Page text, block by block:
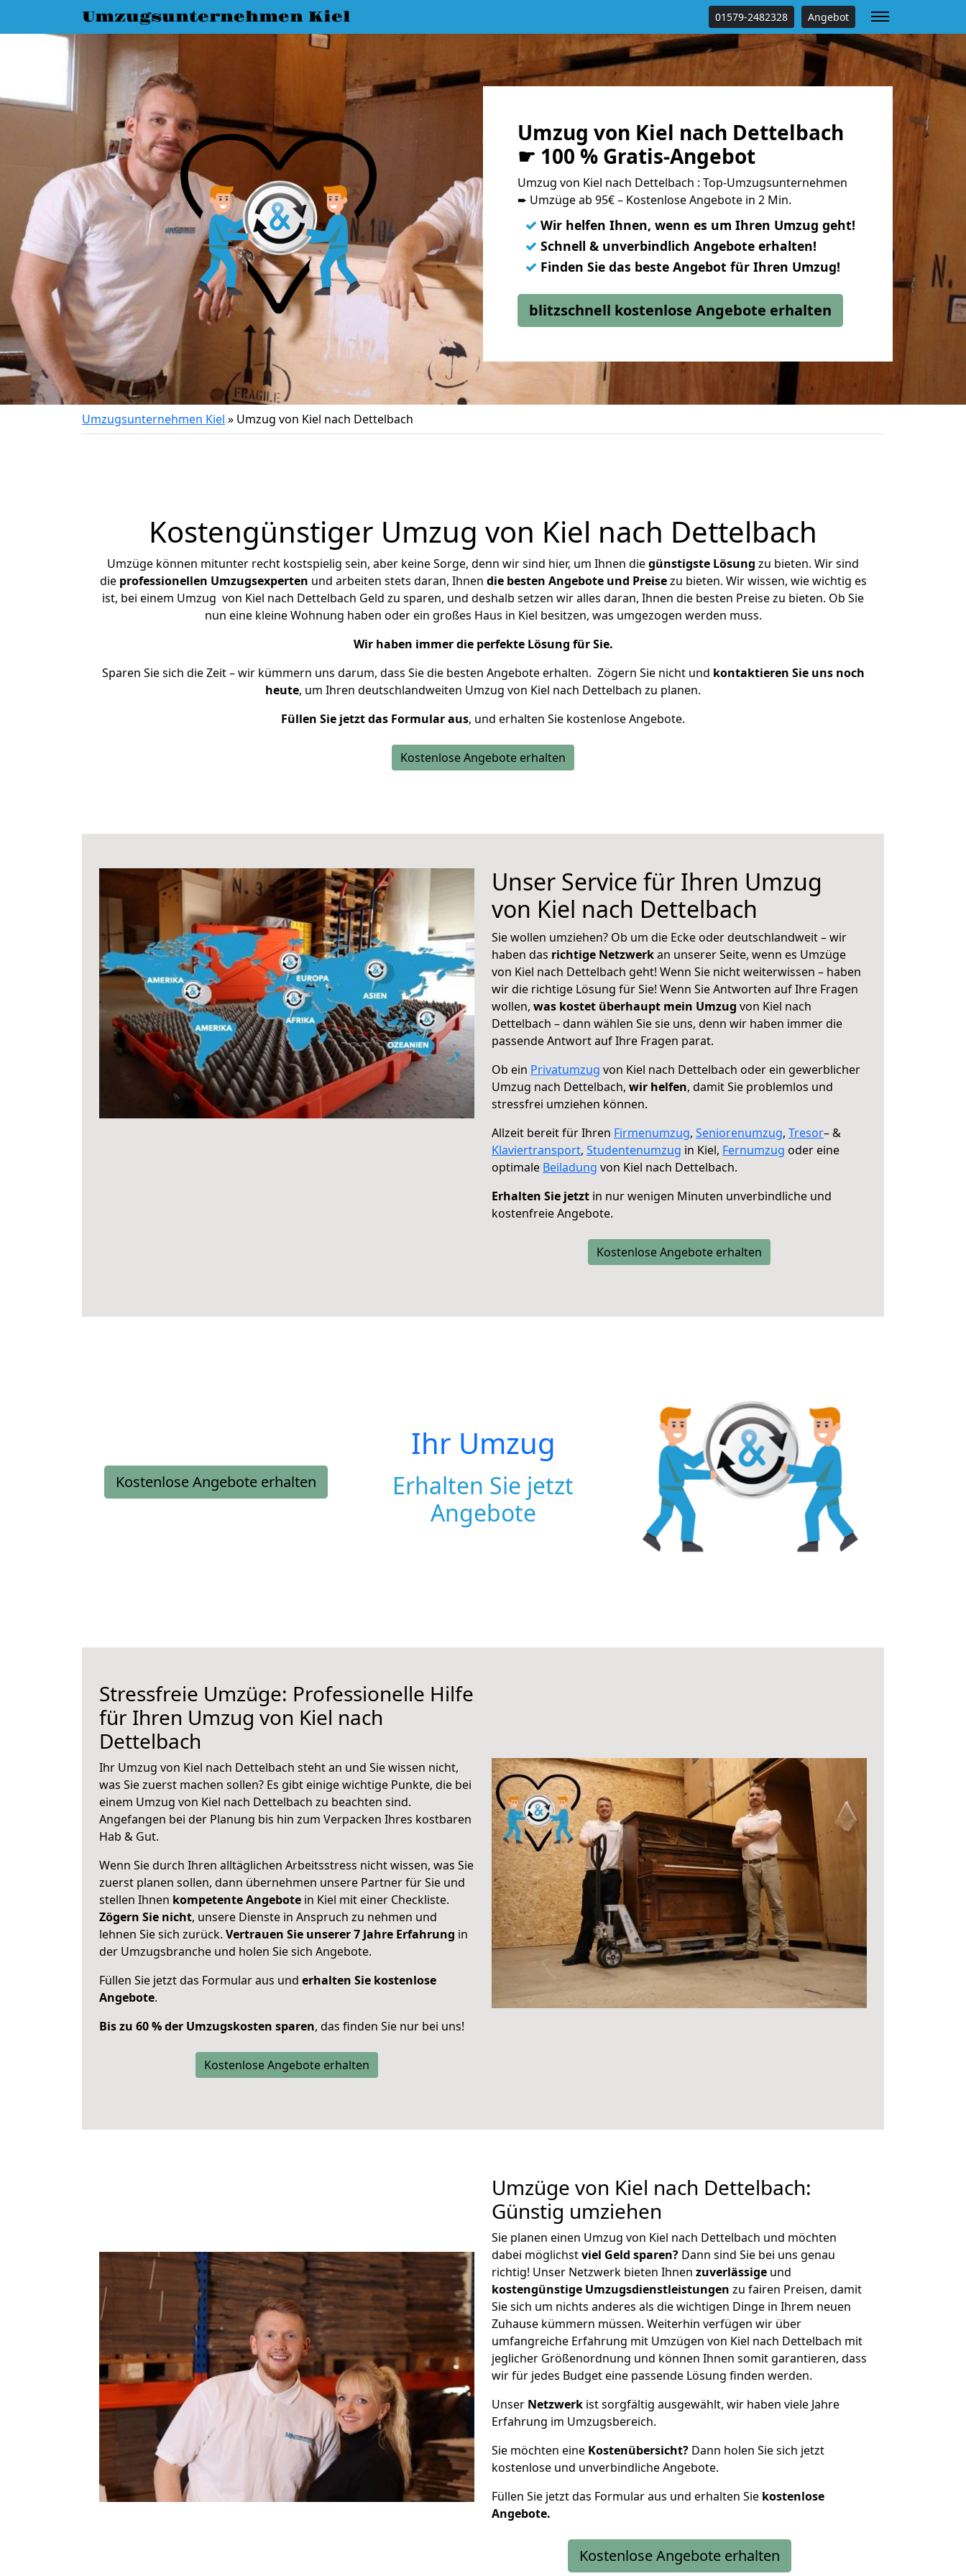
Umzugsunternehmen Kiel 01579-2482328 Angebot
Umzug von Kiel nach Dettelbach
☛ 100 % Gratis-Angebot
Umzug von Kiel nach Dettelbach : Top-Umzugsunternehmen
➨ Umzüge ab 95€ – Kostenlose Angebote in 2 Min.
✓ Wir helfen Ihnen, wenn es um Ihren Umzug geht!
✓ Schnell & unverbindlich Angebote erhalten!
✓ Finden Sie das beste Angebot für Ihren Umzug!
blitzschnell kostenlose Angebote erhalten
Umzugsunternehmen Kiel » Umzug von Kiel nach Dettelbach
Kostengünstiger Umzug von Kiel nach Dettelbach
Umzüge können mitunter recht kostspielig sein, aber keine Sorge, denn wir sind hier, um Ihnen diegünstigste Lösung zu bieten. Wir sind
die professionellen Umzugsexperten und arbeiten stets daran, Ihnen die besten Angebote und Preisezu bieten. Wir wissen, wie wichtig es
ist, bei einem Umzug von Kiel nach Dettelbach Geld zu sparen, und deshalb setzen wir alles daran, Ihnen die besten Preise zu bieten. Ob Sie
nun eine kleine Wohnung haben oder ein großes Haus in Kiel besitzen, was umgezogen werden muss.
Wir haben immer die perfekte Lösung für Sie.
Sparen Sie sich die Zeit – wir kümmern uns darum, dass Sie die besten Angebote erhalten. Zögern Sie nicht und kontaktieren Sie uns noch
heute, um Ihren deutschlandweiten Umzug von Kiel nach Dettelbach zu planen.
Füllen Sie jetzt das Formular aus, und erhalten Sie kostenlose Angebote.
Kostenlose Angebote erhalten
Unser Service für Ihren Umzug
von Kiel nach Dettelbach
Sie wollen umziehen? Ob um die Ecke oder deutschlandweit – wir
haben das richtige Netzwerkan unserer Seite, wenn es Umzüge
von Kiel nach Dettelbach geht! Wenn Sie nicht weiterwissen – haben
wir die richtige Lösung für Sie! Wenn Sie Antworten auf Ihre Fragen
wollen, was kostet überhaupt mein Umzug von Kiel nach
Dettelbach – dann wählen Sie sie uns, denn wir haben immer die
passende Antwort auf Ihre Fragen parat.
Ob ein Privatumzug von Kiel nach Dettelbach oder ein gewerblicher
Umzug nach Dettelbach, wir helfen, damit Sie problemlos und
stressfrei umziehen können.
Allzeit bereit für Ihren Firmenumzug, Seniorenumzug, Tresor– &
Klaviertransport, Studentenumzug in Kiel, Fernumzug oder eine
optimale Beiladung von Kiel nach Dettelbach.
Erhalten Sie jetzt in nur wenigen Minuten unverbindliche und
kostenfreie Angebote.
Kostenlose Angebote erhalten
Kostenlose Angebote erhalten
Ihr Umzug
Erhalten Sie jetzt
Angebote
Stressfreie Umzüge: Professionelle Hilfe
für Ihren Umzug von Kiel nach
Dettelbach
Ihr Umzug von Kiel nach Dettelbach steht an und Sie wissen nicht,
was Sie zuerst machen sollen? Es gibt einige wichtige Punkte, die bei
einem Umzug von Kiel nach Dettelbach zu beachten sind.
Angefangen bei der Planung bis hin zum Verpacken Ihres kostbaren
Hab & Gut.
Wenn Sie durch Ihren alltäglichen Arbeitsstress nicht wissen, was Sie
zuerst planen sollen, dann übernehmen unsere Partner für Sie und
stellen Ihnen kompetente Angebote in Kiel mit einer Checkliste.
Zögern Sie nicht, unsere Dienste in Anspruch zu nehmen und
lehnen Sie sich zurück. Vertrauen Sie unserer 7 Jahre Erfahrung in
der Umzugsbranche und holen Sie sich Angebote.
Füllen Sie jetzt das Formular aus und erhalten Sie kostenlose
Angebote.
Bis zu 60 % der Umzugskosten sparen, das finden Sie nur bei uns!
Kostenlose Angebote erhalten
Umzüge von Kiel nach Dettelbach:
Günstig umziehen
Sie planen einen Umzug von Kiel nach Dettelbach und möchten
dabei möglichstviel Geld sparen? Dann sind Sie bei uns genau
richtig! Unser Netzwerk bieten Ihnen zuverlässige und
kostengünstige Umzugsdienstleistungen zu fairen Preisen, damit
Sie sich um nichts anderes als die wichtigen Dinge in Ihrem neuen
Zuhause kümmern müssen. Weiterhin verfügen wir über
umfangreiche Erfahrung mit Umzügen von Kiel nach Dettelbach mit
jeglicher Größenordnung und können Ihnen somit garantieren, dass
wir für jedes Budget eine passende Lösung finden werden.
Unser Netzwerk ist sorgfältig ausgewählt, wir haben viele Jahre
Erfahrung im Umzugsbereich.
Sie möchten eine Kostenübersicht? Dann holen Sie sich jetzt
kostenlose und unverbindliche Angebote.
Füllen Sie jetzt das Formular aus und erhalten Sie kostenlose
Angebote.
Kostenlose Angebote erhalten